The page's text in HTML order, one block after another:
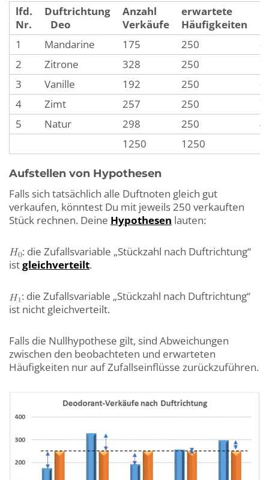
lfd.
Nr.
Duftrichtung
Deo
Anzahl
Verkäufe
erwartete
Häufigkeiten
1
Mandarine 175 250
-
2
Zitrone 328 250
3
Vanille 192 250
-
4
Zimt 257 250
7
5
Natur 298 250
1250
1250
Aufstellen von Hypothesen
Falls sich tatsächlich alle Duftnoten gleich gut
verkaufen, könntest Du mit jeweils 250 verkauften
Stück rechnen. Deine Hypothesen lauten:
: die Zufallsvariable „Stückzahl nach Duftrichtung“
istgleichverteilt.
: die Zufallsvariable „Stückzahl nach Duftrichtung“
ist nicht gleichverteilt.
Falls die Nullhypothese gilt, sind Abweichungen
zwischen den beobachteten und erwarteten
Häufigkeiten nur auf Zufallseinflüsse zurückzuführen.